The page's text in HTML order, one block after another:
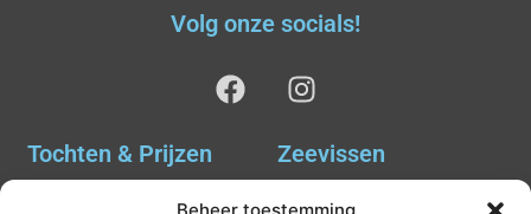
Volg onze socials!
Tochten & Prijzen Zeevissen
Tochten & Prijzen